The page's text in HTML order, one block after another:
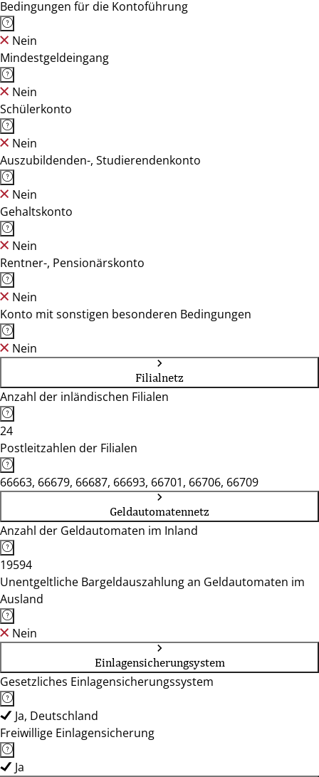
Bedingungen für die Kontoführung
Nein
Mindestgeldeingang
Nein
Schülerkonto
Nein
Auszubildenden-, Studierendenkonto
Nein
Gehaltskonto
Nein
Rentner-, Pensionärskonto
Nein
Konto mit sonstigen besonderen Bedingungen
Nein
Filialnetz
Anzahl der inländischen Filialen
24
Postleitzahlen der Filialen
66663, 66679, 66687, 66693, 66701, 66706, 66709
Geldautomatennetz
Anzahl der Geldautomaten im Inland
19594
Unentgeltliche Bargeldauszahlung an Geldautomaten im
Ausland
Nein
Einlagensicherungsystem
Gesetzliches Einlagensicherungssystem
Ja, Deutschland
Freiwillige Einlagensicherung
Ja